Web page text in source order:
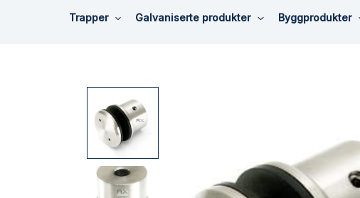
Trapper
Galvaniserte produkter Byggprodukter